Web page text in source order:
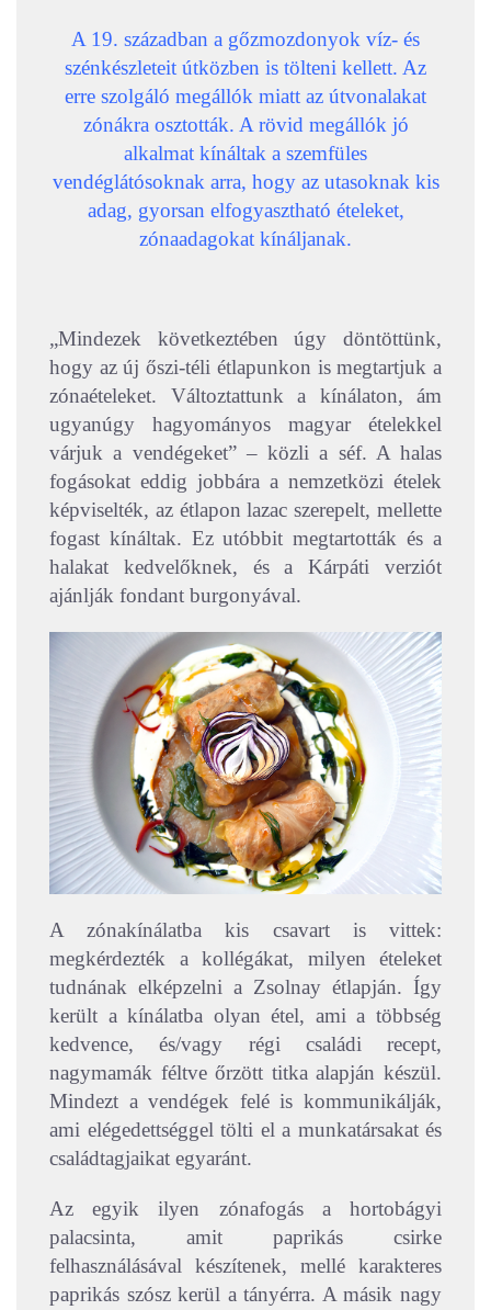
A 19. században a gőzmozdonyok víz- és
szénkészleteit útközben is tölteni kellett. Az
erre szolgáló megállók miatt az útvonalakat
zónákra osztották. A rövid megállók jó
alkalmat kínáltak a szemfüles
vendéglátósoknak arra, hogy az utasoknak kis
adag, gyorsan elfogyasztható ételeket,
zónaadagokat kínáljanak.
„Mindezek következtében úgy döntöttünk,
hogy az új őszi-téli étlapunkon is megtartjuk a
zónaételeket. Változtattunk a kínálaton, ám
ugyanúgy hagyományos magyar ételekkel
várjuk a vendégeket” – közli a séf. A halas
fogásokat eddig jobbára a nemzetközi ételek
képviselték, az étlapon lazac szerepelt, mellette
fogast kínáltak. Ez utóbbit megtartották és a
halakat kedvelőknek, és a Kárpáti verziót
ajánlják fondant burgonyával.
A zónakínálatba kis csavart is vittek:
megkérdezték a kollégákat, milyen ételeket
tudnának elképzelni a Zsolnay étlapján. Így
került a kínálatba olyan étel, ami a többség
kedvence, és/vagy régi családi recept,
nagymamák féltve őrzött titka alapján készül.
Mindezt a vendégek felé is kommunikálják,
ami elégedettséggel tölti el a munkatársakat és
családtagjaikat egyaránt.
Az egyik ilyen zónafogás a hortobágyi
palacsinta, amit paprikás csirke
felhasználásával készítenek, mellé karakteres
paprikás szósz kerül a tányérra. A másik nagy